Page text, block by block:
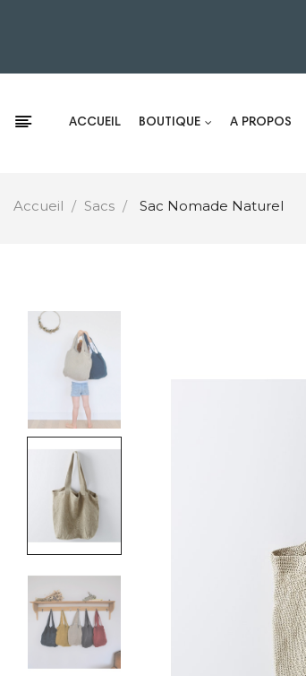
ACCUEIL BOUTIQUE A PROPOS
Accueil Sacs Sac Nomade Naturel